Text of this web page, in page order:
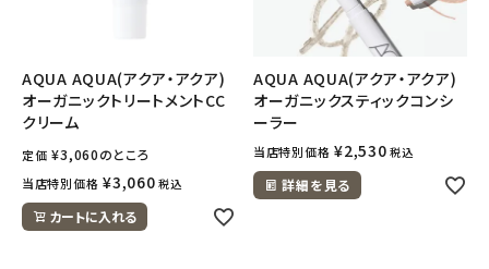
AQUA AQUA(アクア・アクア)
オーガニックトリートメントCC
クリーム
定価 ¥3,060のところ
当店特別価格 ¥3,060 税込
カートに入れる
AQUA AQUA(アクア・アクア)
オーガニックスティックコンシ
ーラー
当店特別価格 ¥2,530 税込
詳細を見る